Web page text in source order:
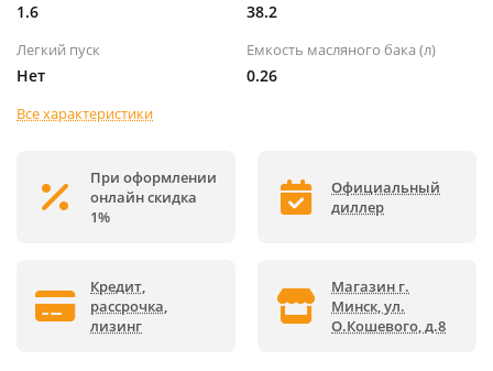
1.6 38.2
Легкий пуск
Нет
Емкость масляного бака (л)
0.26
Все характеристики
При оформлении
онлайн скидка
1%
Официальный
диллер
Кредит,
рассрочка,
лизинг
Магазин г.
Минск, ул.
О.Кошевого, д.8